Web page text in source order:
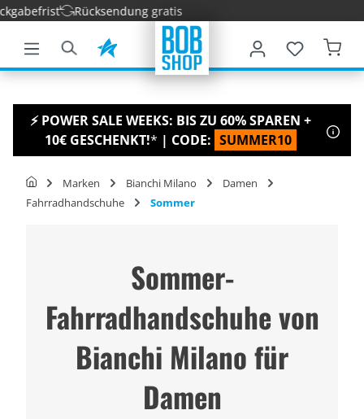
springen
Rücksendung gratis
⚡ POWER SALE WEEKS: BIS ZU 60% SPAREN +
10€ GESCHENKT!* | CODE: SUMMER10
Marken Bianchi Milano
Damen
Fahrradhandschuhe
Sommer
Sommer-
Fahrradhandschuhe von
Bianchi Milano für
Damen